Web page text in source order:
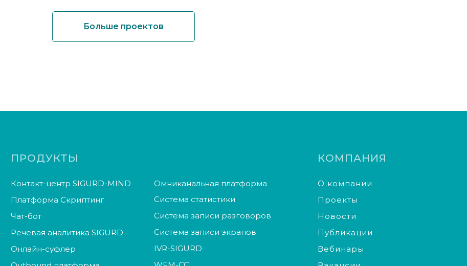
Больше проектов
ПРОДУКТЫ КОМПАНИЯ
Контакт-центр SIGURD-MIND
Платформа Скриптинг
Чат-бот
Речевая аналитика SIGURD
Онлайн-суфлер
IVR-SIGURD
О компании
Публикации
Вебинары
Новости
Система записи экранов
Проекты
Система статистики
Система записи разговоров
Омниканальная платформа